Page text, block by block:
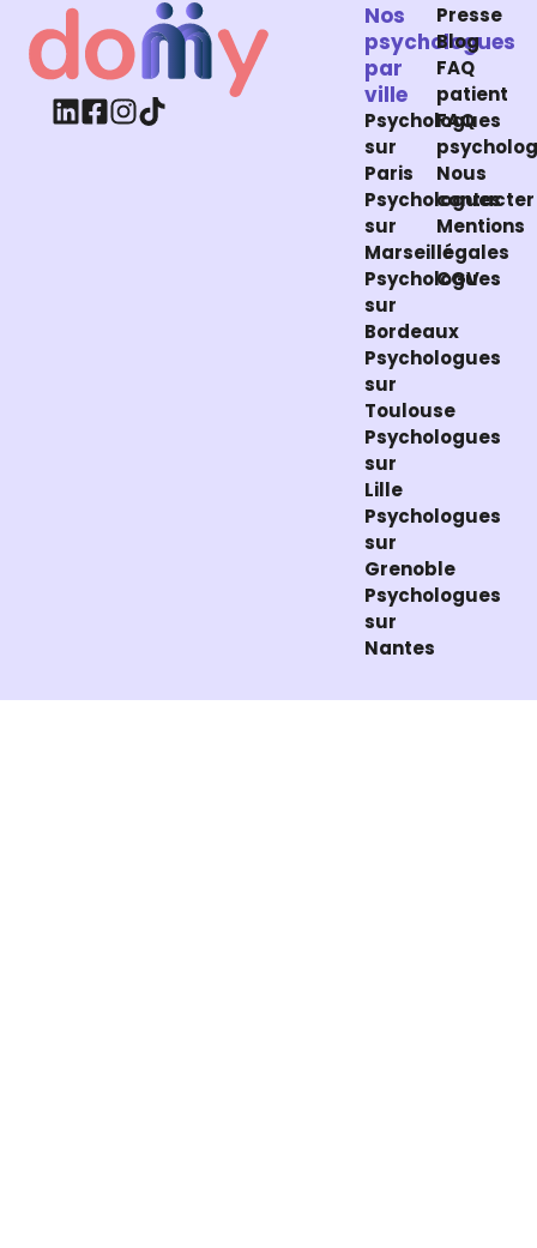
Nos
psychologues
par
ville
Psychologues
sur
Paris
Psychologues
sur
Marseille
Psychologues
sur
Bordeaux
Psychologues
sur
Toulouse
Psychologues
sur
Lille
Psychologues
sur
Grenoble
Psychologues
sur
Nantes
Presse
Blog
FAQ
patient
FAQ
Nous
contacter
Mentions
légales
CGV